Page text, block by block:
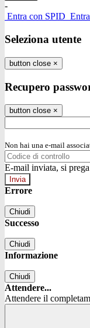
-
Entra con SPID
Seleziona utente
button close ×
Recupero
button close ×
Non hai una e-mail
E-mail inviata, si
Errore
Chiudi
Successo
Chiudi
Informazione
Chiudi
Attendere...
Attendere il